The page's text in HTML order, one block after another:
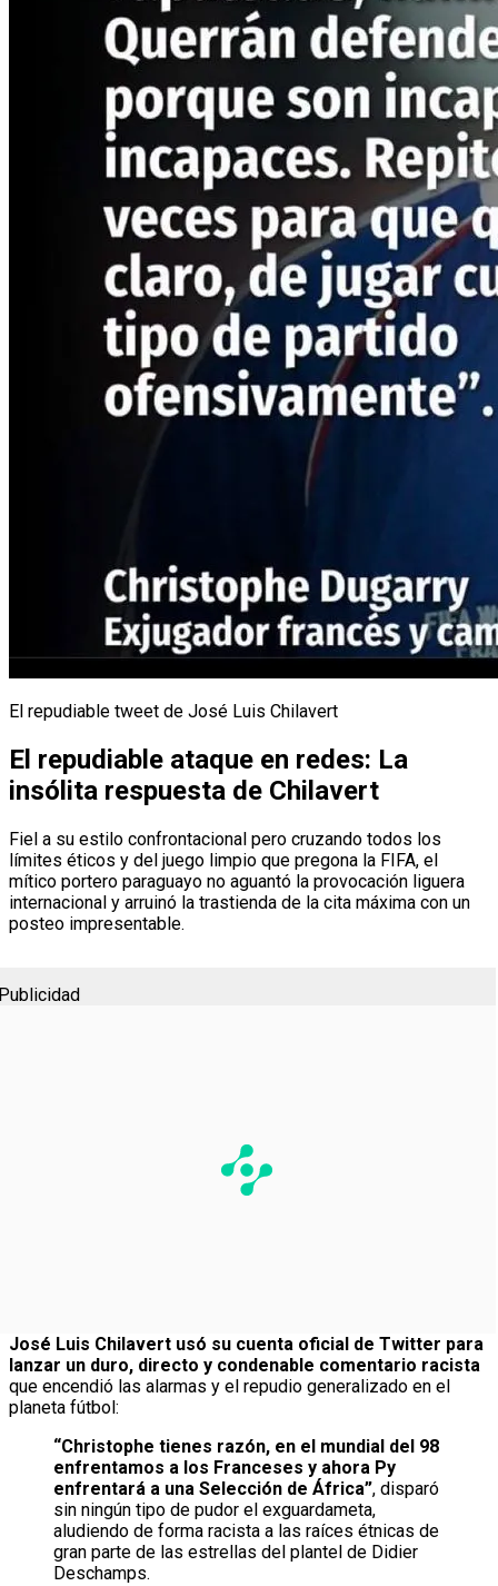
El repudiable tweet de José Luis Chilavert
El repudiable ataque en redes: La
insólita respuesta de Chilavert
Fiel a su estilo confrontacional pero cruzando todos los
límites éticos y del juego limpio que pregona la FIFA, el
mítico portero paraguayo no aguantó la provocación liguera
internacional y arruinó la trastienda de la cita máxima con un
posteo impresentable.
José Luis Chilavert usó su cuenta oficial de Twitter para
lanzar un duro, directo y condenable comentario racista
que encendió las alarmas y el repudio generalizado en el
planeta fútbol:
“Christophe tienes razón, en el mundial del 98
enfrentamos a los Franceses y ahora Py
enfrentará a una Selección de África”, disparó
sin ningún tipo de pudor el exguardameta,
aludiendo de forma racista a las raíces étnicas de
gran parte de las estrellas del plantel de Didier
Deschamps.